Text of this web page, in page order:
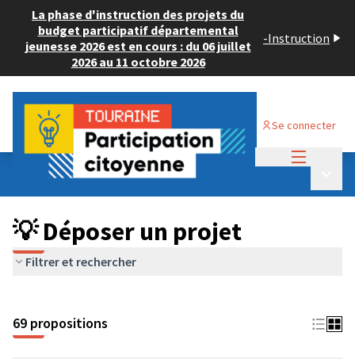
La phase d'instruction des projets du
budget participatif départemental
jeunesse 2026 est en cours : du 06 juillet
2026 au 11 octobre 2026
-Instruction
Se connecter
Budget Participatif ADULTE 2024
💡 Déposer un projet
💡 Déposer un projet
Filtrer et rechercher
69 propositions